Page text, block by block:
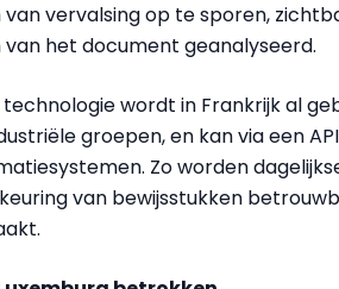
vervalsing op te sporen,
het document geanalyseerd.
technologie wordt in Frankrijk al
groepen, en kan via een
Zo worden
van bewijsstukken